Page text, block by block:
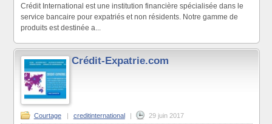
Crédit International est une institution financière spécialisée dans le
service bancaire pour expatriés et non résidents. Notre gamme de
produits est destinée a...
Crédit-Expatrie.com
Courtage creditinternational 29 juin 2017